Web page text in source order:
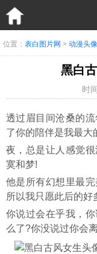
位置： 表白图片网 > 动漫头像
黑白
时
透过眉目间沧桑的
了你的陪伴是我最大
夜，总是让人感觉
寞和梦!
他是所有幻想里最
所以我只愿此后的好
你说过会在乎我，
么了?你没说过你会离